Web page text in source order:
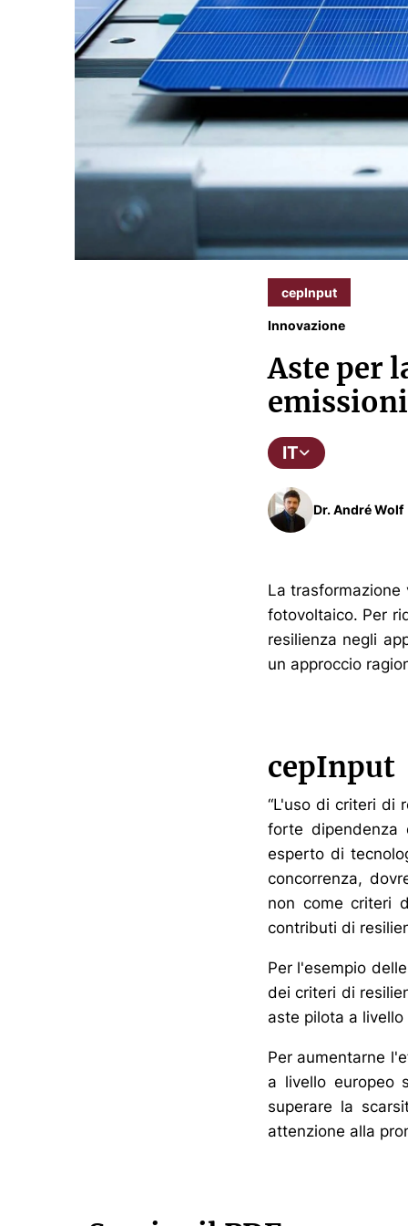
cepInput
Innovazione
Aste per
emissioni
IT
Dr. André Wolf
La trasformazione
fotovoltaico. Per
resilienza negli
un approccio
cepInput
“L'uso di criteri di
forte dipendenza
esperto di
concorrenza,
non come criteri
contributi di
Per l'esempio
dei criteri di
aste pilota a
Per aumentarne
a livello europeo
superare la
attenzione alla